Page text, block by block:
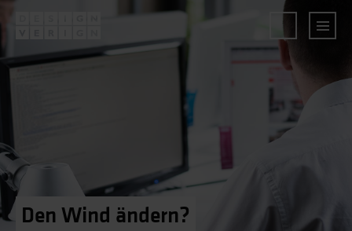
Den Wind ändern?